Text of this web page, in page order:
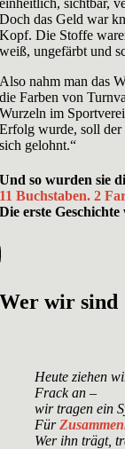
Doch das Geld war
Kopf. Die Stoffe
weiß, ungefärbt und
Also nahm man das
die Farben von
Wurzeln im
Erfolg wurde, soll der
sich gelohnt.“
Und so wurden sie
11 Buchstaben. 2
Die erste
Wer wir sind
Heute ziehen
Frack an –
wir tragen ein
Für
Wer ihn trägt,